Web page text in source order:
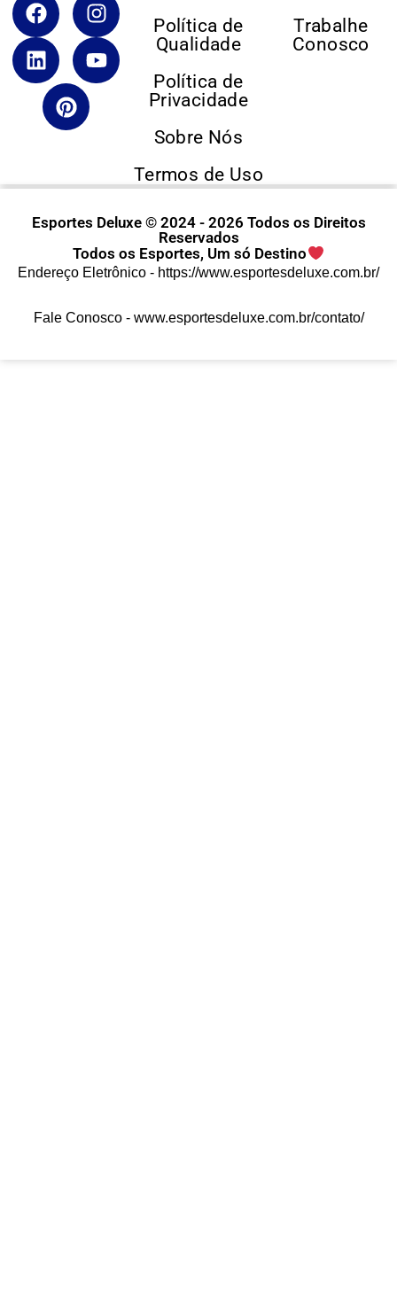
Política de
Qualidade
Política de
Privacidade
Sobre Nós
Termos de Uso
Trabalhe
Conosco
Esportes Deluxe © 2024 - 2026 Todos os Direitos
Reservados
Todos os Esportes, Um só Destino
Endereço Eletrônico - https://www.esportesdeluxe.com.br/
Fale Conosco - www.esportesdeluxe.com.br/contato/